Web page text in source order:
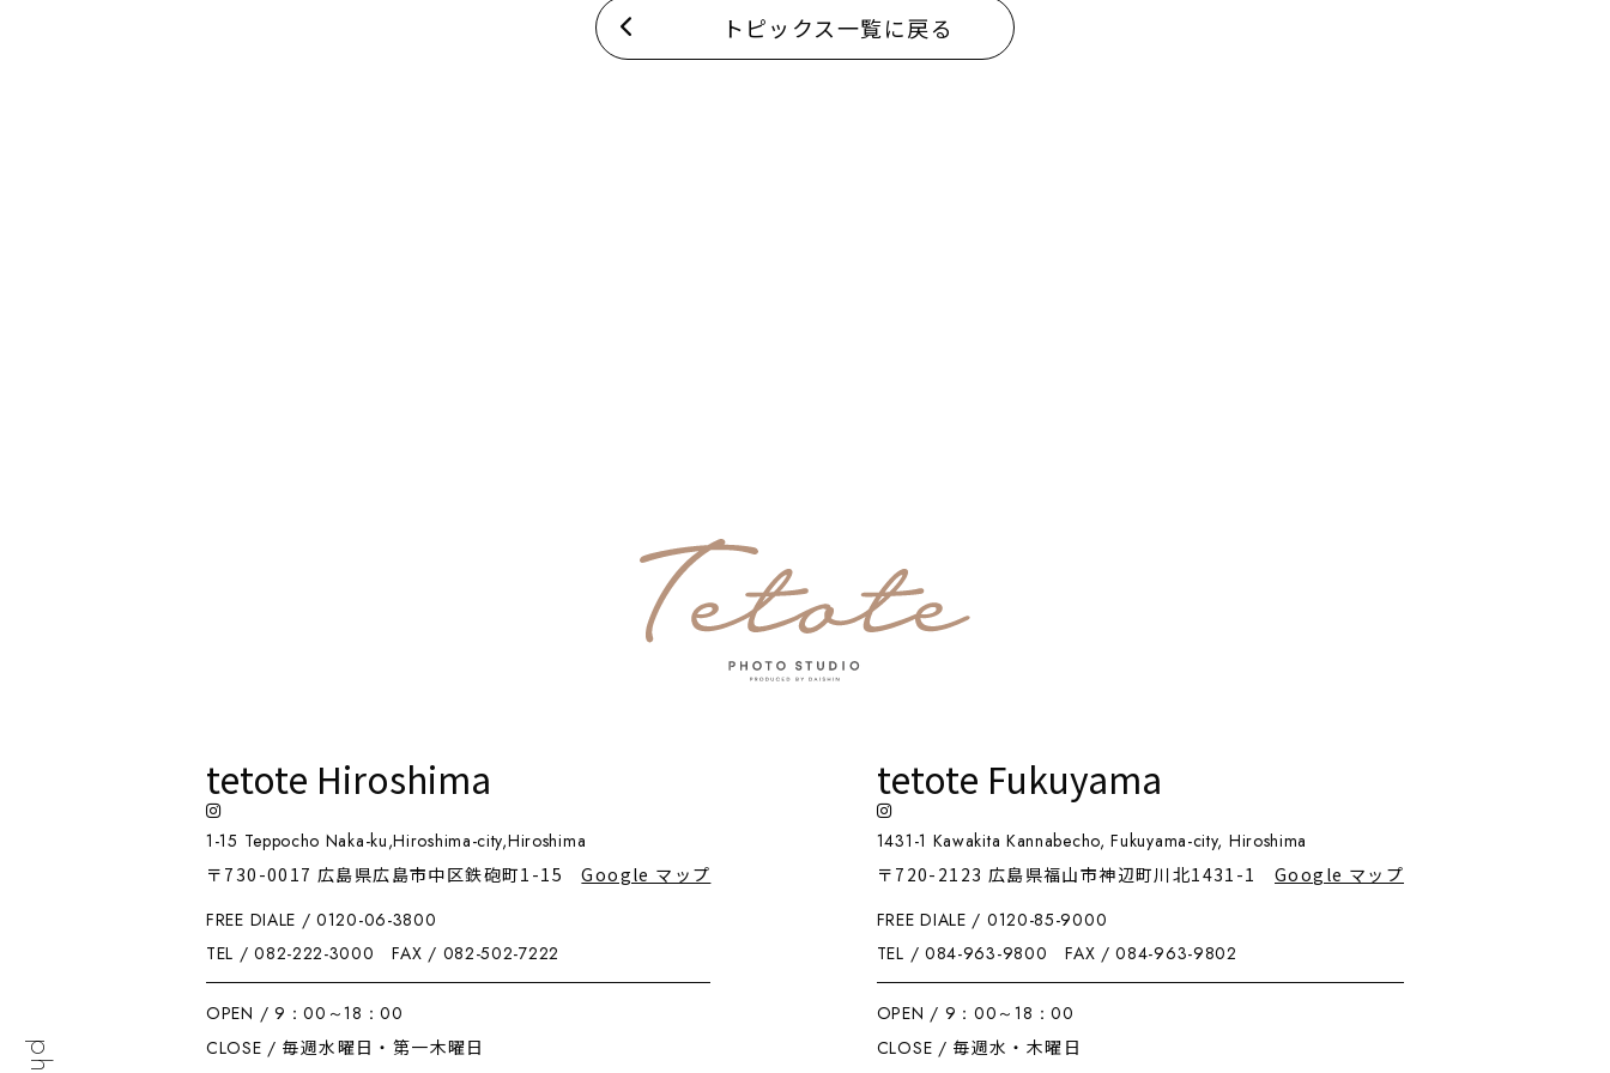
トピックス一覧に戻る
tetote Hiroshima
1-15 Teppocho Naka-ku,Hiroshima-city,Hiroshima
〒730-0017 広島県広島市中区鉄砲町1-15Google マップ
FREE DIALE / 0120-06-3800
TEL / 082-222-3000 FAX / 082-502-7222
OPEN / 9：00～18：00
CLOSE / 毎週水曜日・第一木曜日
tetote Fukuyama
1431-1 Kawakita Kannabecho, Fukuyama-city, Hiroshima
〒720-2123 広島県福山市神辺町川北1431-1 Google マップ
FREE DIALE / 0120-85-9000
TEL / 084-963-9800 FAX / 084-963-9802
OPEN / 9：00～18：00
CLOSE / 毎週水・木曜日